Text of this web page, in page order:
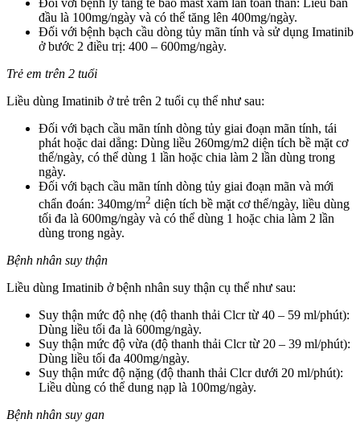
đầu là 100mg/ngày và có thể tăng lên 400mg/ngày.
Đối với bệnh bạch cầu dòng tủy mãn tính và sử dụng Imatinib
ở bước 2 điều trị: 400 – 600mg/ngày.
Trẻ em trên 2 tuổi
Liều dùng Imatinib ở trẻ trên 2 tuổi cụ thể như sau:
Đối với bạch cầu mãn tính dòng tủy giai đoạn mãn tính, tái
phát hoặc dai dẳng: Dùng liều 260mg/m2 diện tích bề mặt cơ
thể/ngày, có thể dùng 1 lần hoặc chia làm 2 lần dùng trong
ngày.
Đối với bạch cầu mãn tính dòng tủy giai đoạn mãn và mới
chẩn đoán: 340mg/m2 diện tích bề mặt cơ thể/ngày, liều dùng
tối đa là 600mg/ngày và có thể dùng 1 hoặc chia làm 2 lần
dùng trong ngày.
Bệnh nhân suy thận
Liều dùng Imatinib ở bệnh nhân suy thận cụ thể như sau:
Suy thận mức độ nhẹ (độ thanh thải Clcr từ 40 – 59 ml/phút):
Dùng liều tối đa là 600mg/ngày.
Suy thận mức độ vừa (độ thanh thải Clcr từ 20 – 39 ml/phút):
Dùng liều tối đa 400mg/ngày.
Suy thận mức độ nặng (độ thanh thải Clcr dưới 20 ml/phút):
Liều dùng có thể dung nạp là 100mg/ngày.
Bệnh nhân suy gan